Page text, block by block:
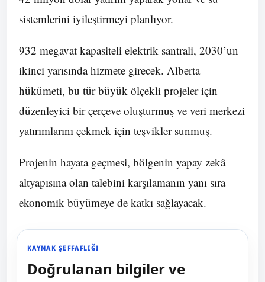
sistemlerini iyileştirmeyi planlıyor.
932 megavat kapasiteli elektrik santrali, 2030’un
ikinci yarısında hizmete girecek. Alberta
hükümeti, bu tür büyük ölçekli projeler için
düzenleyici bir çerçeve oluşturmuş ve veri merkezi
yatırımlarını çekmek için teşvikler sunmuş.
Projenin hayata geçmesi, bölgenin yapay zekâ
altyapısına olan talebini karşılamanın yanı sıra
ekonomik büyümeye de katkı sağlayacak.
KAYNAK ŞEFFAFLIĞI
Doğrulanan bilgiler ve